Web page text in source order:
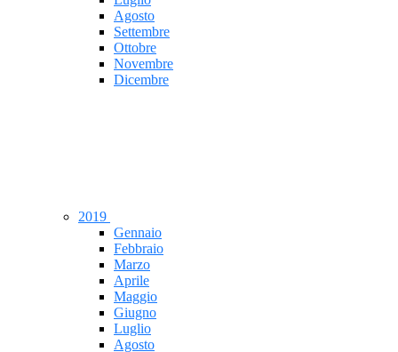
Agosto
Settembre
Ottobre
Novembre
Dicembre
2019
Gennaio
Febbraio
Marzo
Aprile
Maggio
Giugno
Luglio
Agosto